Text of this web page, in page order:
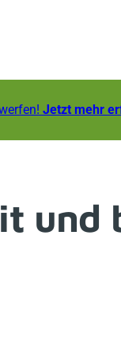
Jetzt mehr
und